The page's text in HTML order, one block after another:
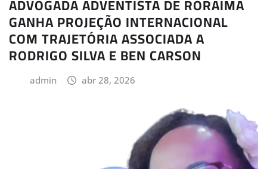
ADVOGADA ADVENTISTA DE RORAIMA
GANHA PROJEÇÃO INTERNACIONAL
COM TRAJETÓRIA ASSOCIADA A
RODRIGO SILVA E BEN CARSON
admin abr 28, 2026